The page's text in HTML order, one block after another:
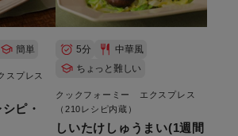
簡単
スプレス
ピ・
5分
中華風
ちょっと難しい
クックフォーミー エクスプレス
（210レシピ内蔵）
しいたけしゅうまい(1週間